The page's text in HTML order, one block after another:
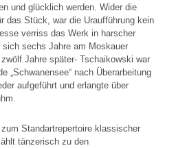
und glücklich werden. Wider die
das Stück, war die Uraufführung kein
verriss das Werk in harscher
sechs Jahre am Moskauer
Jahre später- Tschaikowski war
„Schwanensee“ nach Überarbeitung
aufgeführt und erlangte über
Standartrepertoire klassischer
tänzerisch zu den